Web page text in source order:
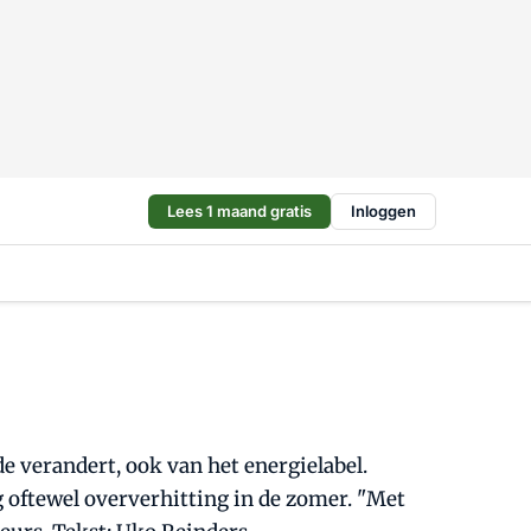
Lees 1 maand gratis Inloggen
verandert, ook van het energielabel.
oververhitting in de zomer. "Met